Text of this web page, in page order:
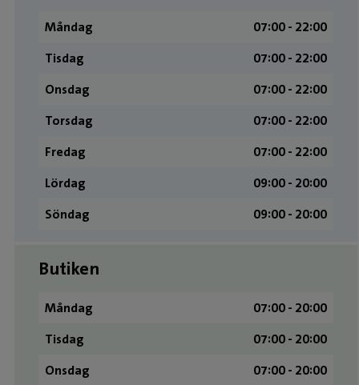
Måndag
07:00 ­- 22:00
Tisdag
07:00 ­- 22:00
Onsdag
07:00 ­- 22:00
Torsdag
07:00 ­- 22:00
Fredag
07:00 ­- 22:00
Lördag
09:00 ­- 20:00
Söndag
09:00 ­- 20:00
Butiken
Måndag
07:00 - 20:00
Tisdag
07:00 - 20:00
Onsdag
07:00 - 20:00